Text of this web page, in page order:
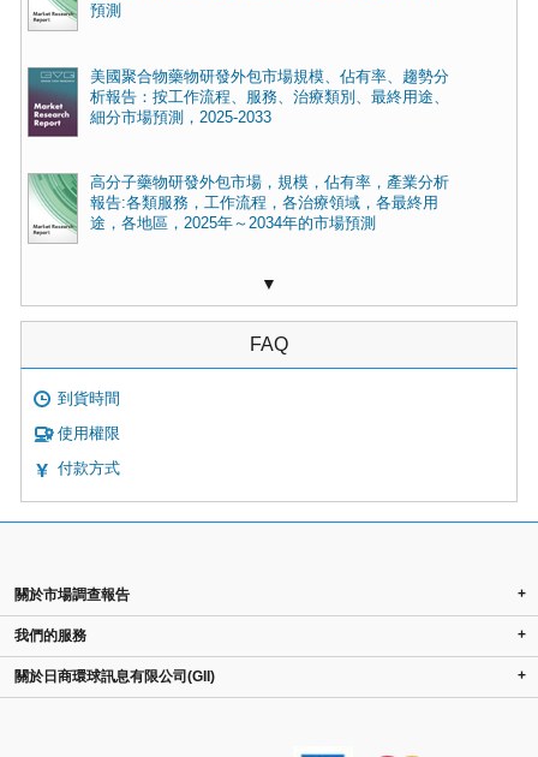
預測
美國聚合物藥物研發外包市場規模、佔有率、趨勢分
析報告：按工作流程、服務、治療類別、最終用途、
細分市場預測，2025-2033
高分子藥物研發外包市場，規模，佔有率，產業分析
報告:各類服務，工作流程，各治療領域，各最終用
途，各地區，2025年～2034年的市場預測
▼
FAQ
到貨時間
使用權限
付款方式
關於市場調查報告 +
我們的服務 +
關於日商環球訊息有限公司(GII) +